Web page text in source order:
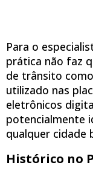
Para o
prática não faz
de trânsito
utilizado nas
eletrônicos
potencialmente
qualquer cidade
Histórico no